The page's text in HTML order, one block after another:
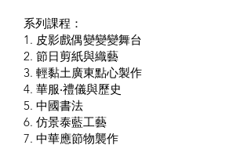
系列課程：
1. 皮影戲偶變變變舞台
2. 節日剪紙與織藝
3. 輕黏土廣東點心製作
4. 華服‧禮儀與歷史
5. 中國書法
6. 仿景泰藍工藝
7. 中華應節物襲作